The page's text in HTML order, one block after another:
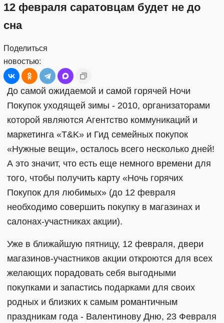
12 февраля саратовцам будет не до
сна
Поделиться
новостью:
До самой ожидаемой и самой горячей Ночи
Покупок уходящей зимы - 2010, организаторами
которой являются Агентство коммуникаций и
маркетинга «T&K» и Гид семейных покупок
«Нужные вещи», осталось всего несколько дней!
А это значит, что есть еще немного времени для
того, чтобы получить карту «Ночь горячих
Покупок для любимых» (до 12 февраля
необходимо совершить покупку в магазинах и
салонах-участниках акции).
Уже в ближайшую пятницу, 12 февраля, двери
магазинов-участников акции откроются для всех
желающих порадовать себя выгодными
покупками и запастись подарками для своих
родных и близких к самым романтичным
праздникам года - Валентинову Дню, 23 Февраля